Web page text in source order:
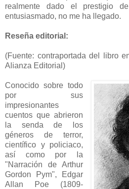
realmente dado el prestigio
entusiasmado, no me ha llegado.
Reseña editorial:
(Fuente: contraportada del libro
Alianza Editorial)
Conocido sobre todo
por sus
impresionantes
cuentos que abrieron
la senda de los
géneros de terror,
científico y policiaco,
así como por la
"Narración de Arthur
Gordon Pym", Edgar
Allan Poe (1809-